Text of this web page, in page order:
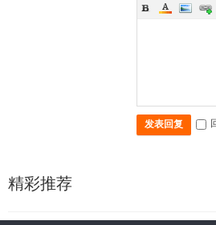
发表回复
精彩推荐